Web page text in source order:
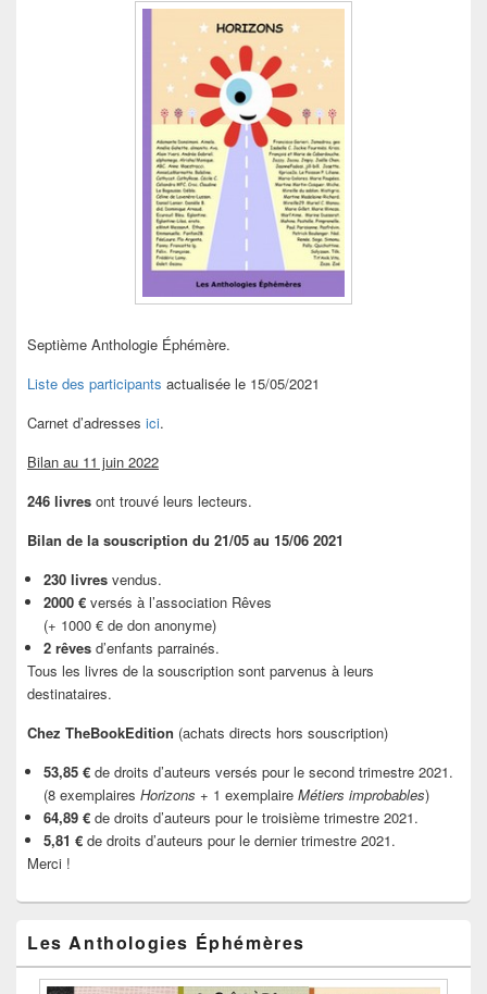
Septième Anthologie Éphémère.
Liste des participants actualisée le 15/05/2021
Carnet d’adresses ici.
Bilan au 11 juin 2022
246 livres ont trouvé leurs lecteurs.
Bilan de la souscription du 21/05 au 15/06 2021
230 livres vendus.
2000 € versés à l’association Rêves
(+ 1000 € de don anonyme)
2 rêves d’enfants parrainés.
Tous les livres de la souscription sont parvenus à leurs
destinataires.
Chez TheBookEdition (achats directs hors souscription)
53,85 € de droits d’auteurs versés pour le second trimestre 2021.
(8 exemplaires Horizons + 1 exemplaire Métiers improbables)
64,89 € de droits d’auteurs pour le troisième trimestre 2021.
5,81 € de droits d’auteurs pour le dernier trimestre 2021.
Merci !
Les Anthologies Éphémères